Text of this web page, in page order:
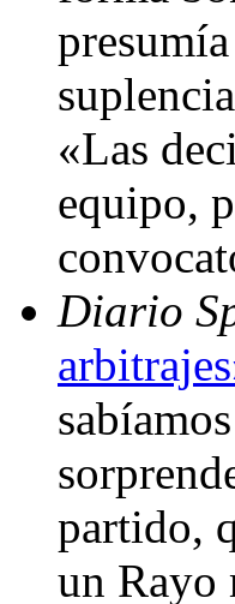
«Las
equipo,
Diario
partido,
un Rayo